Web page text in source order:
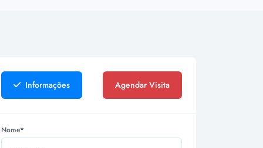
Informações Agendar Visita
Nome*